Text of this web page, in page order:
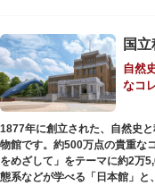
います。戦火を免れた輪王寺
清水観音堂の舞台前に復元され
江戸百景」にも描かれているこ
下ろす風流な景観は、絶好のフ
東叡山（とうえいざん）という
り、比叡山や京都の有名寺院
れました。本尊は薬師瑠璃光
最澄が自ら彫ったと伝えられ
兼ね、御霊廟には6名の将軍が
国
自然
なコ
1877年に創立された、自然史
物館です。約500万点の貴重な
をめざして」をテーマに約2万
態系などが学べる「日本館」と